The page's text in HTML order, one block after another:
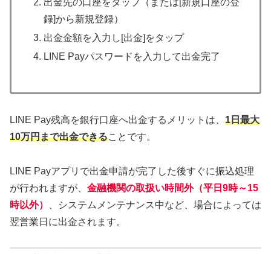
録]から新規登録）
出金金額を入力し[出金]をタップ
LINE Payパスワードを入力して出金完了
LINE Pay残高を銀行口座へ出金するメリットは、 1日最大
10万円まで出金できることです。
LINE Payアプリで出金申請が完了した後すぐに振込処理
が行われますが、 金融機関の取扱い時間外（平日9時～15
時以外）
、システムメンテナンス中など、場合によっては
翌営業日に出金されます。